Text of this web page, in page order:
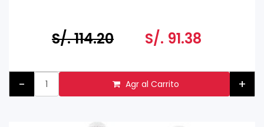
S/. 114.20 S/. 91.38
- Agr al Carrito +